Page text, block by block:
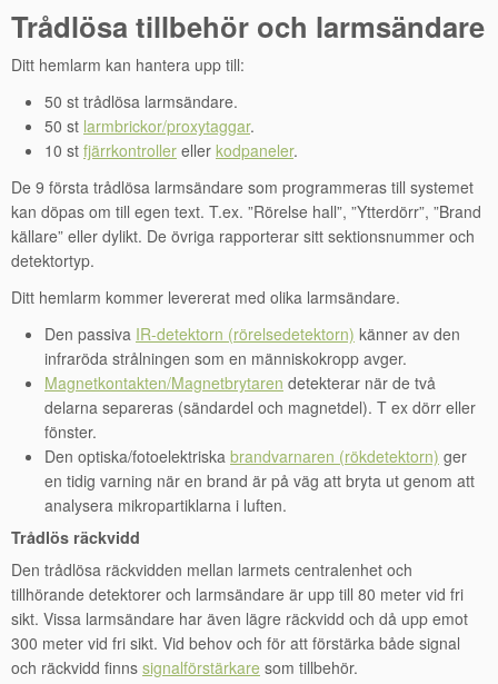
Trådlösa tillbehör och larmsändare
Ditt hemlarm kan hantera upp till:
50 st trådlösa larmsändare.
50 st larmbrickor/proxytaggar.
10 st fjärrkontroller eller kodpaneler.
De 9 första trådlösa larmsändare som programmeras till systemet
kan döpas om till egen text. T.ex. ”Rörelse hall”, ”Ytterdörr”, ”Brand
källare” eller dylikt. De övriga rapporterar sitt sektionsnummer och
detektortyp.
Ditt hemlarm kommer levererat med olika larmsändare.
Den passiva IR-detektorn (rörelsedetektorn) känner av den
infraröda strålningen som en människokropp avger.
Magnetkontakten/Magnetbrytaren detekterar när de två
delarna separeras (sändardel och magnetdel). T ex dörr eller
fönster.
Den optiska/fotoelektriska brandvarnaren (rökdetektorn) ger
en tidig varning när en brand är på väg att bryta ut genom att
analysera mikropartiklarna i luften.
Trådlös räckvidd
Den trådlösa räckvidden mellan larmets centralenhet och
tillhörande detektorer och larmsändare är upp till 80 meter vid fri
sikt. Vissa larmsändare har även lägre räckvidd och då upp emot
300 meter vid fri sikt. Vid behov och för att förstärka både signal
och räckvidd finns signalförstärkare som tillbehör.